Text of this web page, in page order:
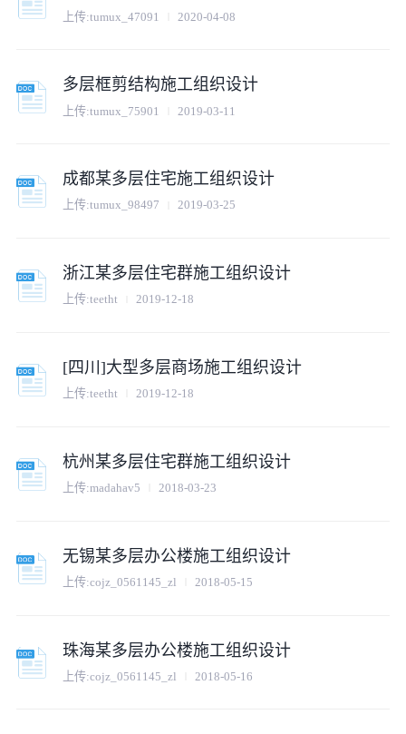
上传:tumux_47091 2020-04-08
多层框剪结构施工组织设计
上传:tumux_75901 2019-03-11
成都某多层住宅施工组织设计
上传:tumux_98497 2019-03-25
浙江某多层住宅群施工组织设计
上传:teetht 2019-12-18
[四川]大型多层商场施工组织设计
上传:teetht 2019-12-18
杭州某多层住宅群施工组织设计
上传:madahav5 2018-03-23
无锡某多层办公楼施工组织设计
上传:cojz_0561145_zl 2018-05-15
珠海某多层办公楼施工组织设计
上传:cojz_0561145_zl 2018-05-16